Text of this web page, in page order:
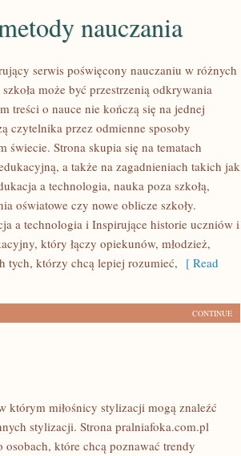
nauczania
serwis poświęcony nauczaniu w różnych
może być przestrzenią odkrywania
treści o nauce nie kończą się na jednej
czytelnika przez odmienne sposoby
świecie. Strona skupia się na tematach
a także na zagadnieniach takich jak
a technologia, nauka poza szkołą,
oświatowe czy nowe oblicze szkoły.
a technologia i Inspirujące historie uczniów i
który łączy opiekunów, młodzież,
tych, którzy chcą lepiej rozumieć, [ Read
CONTINUE
którym miłośnicy stylizacji mogą znaleźć
stylizacji. Strona pralniafoka.com.pl
osobach, które chcą poznawać trendy